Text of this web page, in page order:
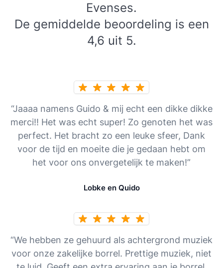
Evenses.
De gemiddelde beoordeling is een
4,6 uit 5.
“Jaaaa namens Guido & mij echt een dikke dikke
merci!! Het was echt super! Zo genoten het was
perfect. Het bracht zo een leuke sfeer, Dank
voor de tijd en moeite die je gedaan hebt om
het voor ons onvergetelijk te maken!”
Lobke en Quido
“We hebben ze gehuurd als achtergrond muziek
voor onze zakelijke borrel. Prettige muziek, niet